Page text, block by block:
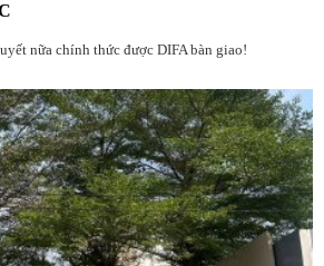
nữa chính thức được DIFA bàn giao!